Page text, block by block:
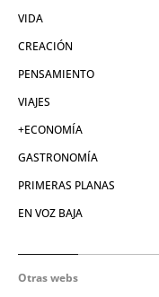
VIDA
CREACIÓN
PENSAMIENTO
VIAJES
+ECONOMÍA
GASTRONOMÍA
PRIMERAS PLANAS
EN VOZ BAJA
Otras webs